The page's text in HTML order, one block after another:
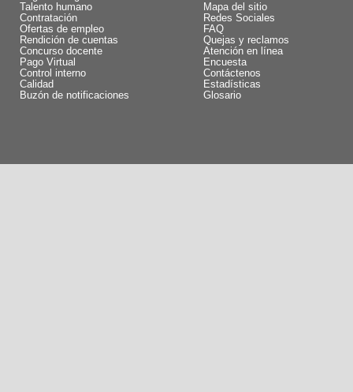
Talento humano
Contratación
Ofertas de empleo
Rendición de cuentas
Concurso docente
Pago Virtual
Control interno
Calidad
Buzón de notificaciones
Mapa del sitio
Redes Sociales
FAQ
Quejas y reclamos
Atención en línea
Encuesta
Contáctenos
Estadísticas
Glosario